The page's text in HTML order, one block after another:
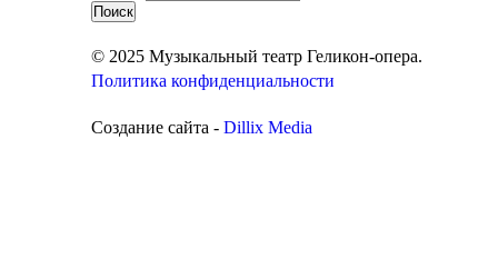
© 2025 Музыкальный театр Геликон-опера.
Политика конфиденциальности
Создание сайта - Dillix Media